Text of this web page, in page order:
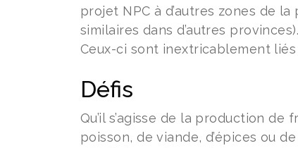
projet NPC à d’autres zones de
similaires dans d’autres provinces).
Ceux-ci sont inextricablement liés
Défis
Qu’il s’agisse de la production de
poisson, de viande, d’épices ou